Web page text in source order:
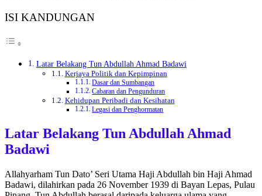
ISI KANDUNGAN
Latar Belakang Tun Abdullah Ahmad Badawi
Kerjaya Politik dan Kepimpinan
Dasar dan Sumbangan
Cabaran dan Pengunduran
Kehidupan Peribadi dan Kesihatan
Legasi dan Penghormatan
Latar Belakang Tun Abdullah Ahmad
Badawi
Allahyarham Tun Dato’ Seri Utama Haji Abdullah bin Haji Ahmad
Badawi, dilahirkan pada 26 November 1939 di Bayan Lepas, Pulau